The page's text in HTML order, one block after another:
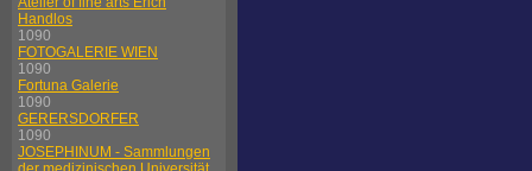
Handlos
1090
FOTOGALERIE WIEN
1090
Fortuna Galerie
1090
GERERSDORFER
1090
JOSEPHINUM - Sammlungen